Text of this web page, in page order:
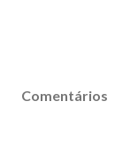
Comentários